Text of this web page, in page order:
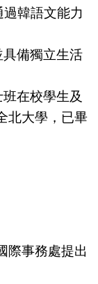
韓語文能力
備獨立生活
在校學生及
北大學，已畢
際事務處提出